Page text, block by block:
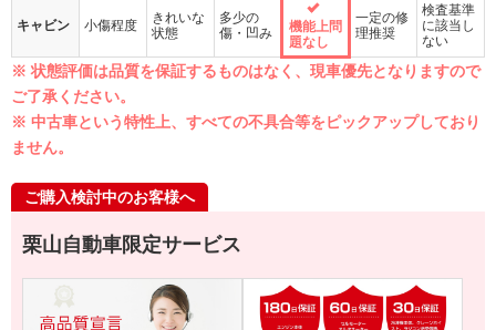
キャビン 小傷程度
きれいな
状態
多少の
傷・凹み
機能上問
題なし
一定の修
理推奨
検査基準
に該当し
ない
※ 状態評価は品質を保証するものはなく、現車優先となりますので
ご了承ください。
※ 中古車という特性上、すべての不具合等をピックアップしており
ません。
ご購入検討中のお客様へ
栗山自動車限定サービス